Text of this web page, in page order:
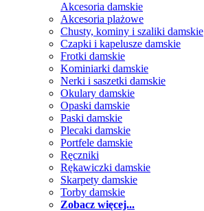
Akcesoria damskie
Akcesoria plażowe
Chusty, kominy i szaliki damskie
Czapki i kapelusze damskie
Frotki damskie
Kominiarki damskie
Nerki i saszetki damskie
Okulary damskie
Opaski damskie
Paski damskie
Plecaki damskie
Portfele damskie
Ręczniki
Rękawiczki damskie
Skarpety damskie
Torby damskie
Zobacz więcej...